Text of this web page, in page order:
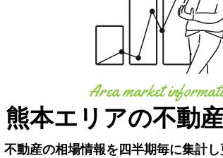
熊本エリアの不動
Area market
不動産の相場情報を四半期毎に集計